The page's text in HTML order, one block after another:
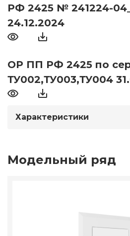
РФ 2425 № 241224-
24.12.2024
ОР ПП РФ 2425 по
ТУ002,ТУ003,ТУ004
Характеристики
Модельный ряд